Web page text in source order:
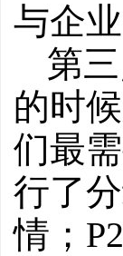
与企
第
的时
们最
行了
情；